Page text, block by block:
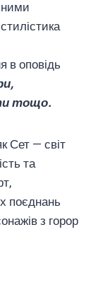
в оповідь
тощо.
Сет — світ
та
поєднань
з горор